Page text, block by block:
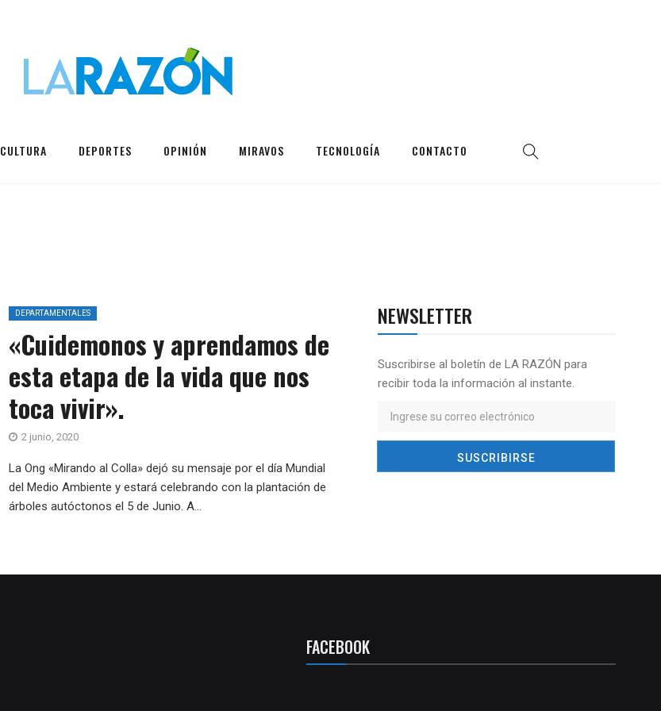
CULTURA DEPORTES OPINIÓN MIRAVOS TECNOLOGÍA CONTACTO
DEPARTAMENTALES
«Cuidemonos y aprendamos de
esta etapa de la vida que nos
toca vivir».
2 junio, 2020
La Ong «Mirando al Colla» dejó su mensaje por el día Mundial
del Medio Ambiente y estará celebrando con la plantación de
árboles autóctonos el 5 de Junio. A...
NEWSLETTER
Suscribirse al boletín de LA RAZÓN para
recibir toda la información al instante.
FACEBOOK